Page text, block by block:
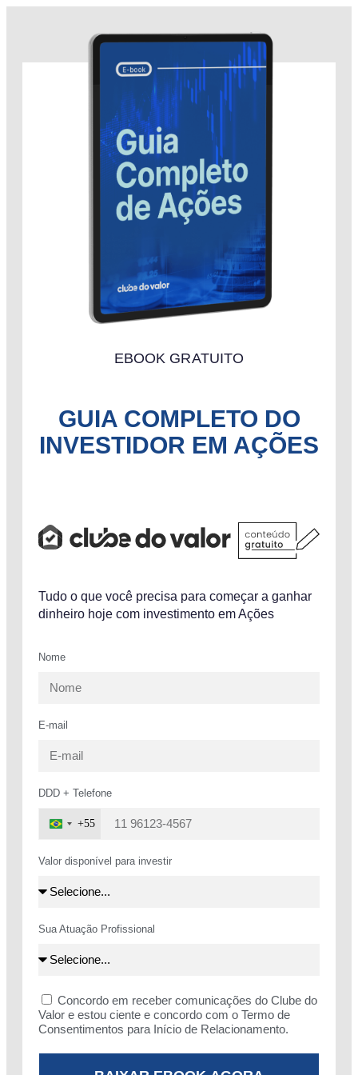
EBOOK GRATUITO
GUIA COMPLETO DO
INVESTIDOR EM AÇÕES
Tudo o que você precisa para começar a ganhar
dinheiro hoje com investimento em Ações
Nome
E-mail
DDD + Telefone
Brazil
+55
+55
Valor disponível para investir
Sua Atuação Profissional
Concordo em receber comunicações do Clube do
Valor e estou ciente e concordo com o Termo de
Consentimentos para Início de Relacionamento.